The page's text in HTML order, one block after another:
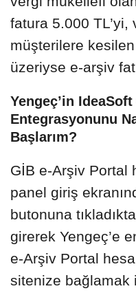
fatura 5.000
müşterilere
üzeriyse e-arşiv
Yengeç’in
Entegrasyonunu
Başlarım?
GİB e-Arşiv Portal
panel giriş
butonuna
girerek Yengeç’e
e-Arşiv Portal
sitenize bağlamak